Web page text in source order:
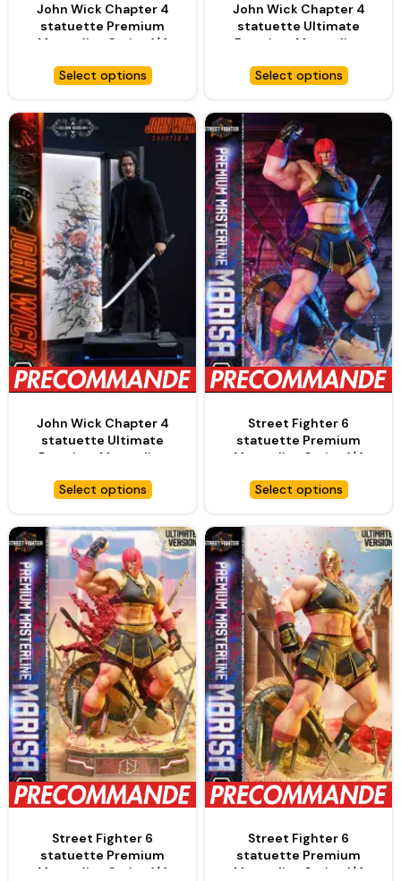
John Wick Chapter 4
statuette Premium
Masterline Series 1/4
STUDIO
Select options
John Wick Chapter 4
statuette Ultimate
Premium Masterline
Deluxe Bonus Version –
Select options
John Wick Chapter 4
statuette Ultimate
Premium Masterline
Deluxe Version – PRIME 1
Select options
Street Fighter 6
statuette Premium
Masterline Series 1/4
Select options
Street Fighter 6
statuette Premium
Masterline Series 1/4
Street Fighter 6
statuette Premium
Masterline Series 1/4